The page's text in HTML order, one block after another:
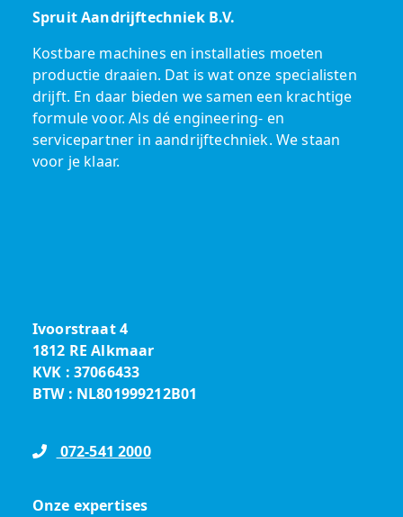
Spruit Aandrijftechniek B.V.
Kostbare machines en installaties moeten
productie draaien. Dat is wat onze specialisten
drijft. En daar bieden we samen een krachtige
formule voor. Als dé engineering- en
servicepartner in aandrijftechniek. We staan
voor je klaar.
Ivoorstraat 4
1812 RE Alkmaar
KVK : 37066433
BTW : NL801999212B01
072-541 2000
Onze expertises